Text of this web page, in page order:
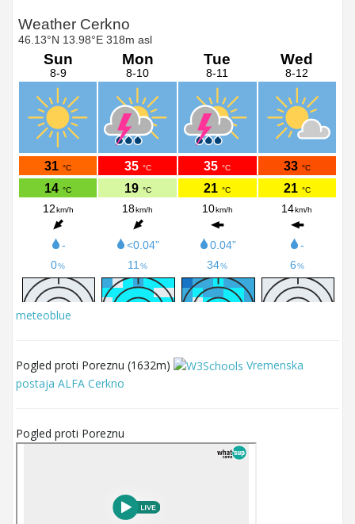
meteoblue
Pogled proti Poreznu (1632m)
Vremenska
postaja ALFA Cerkno
Pogled proti Poreznu